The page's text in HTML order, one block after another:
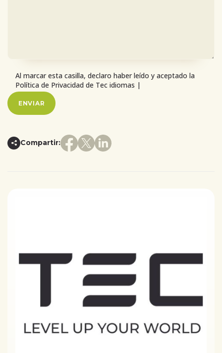
Al marcar esta casilla, declaro haber leído y aceptado la
Política de Privacidad de Tec idiomas |
Compartir: